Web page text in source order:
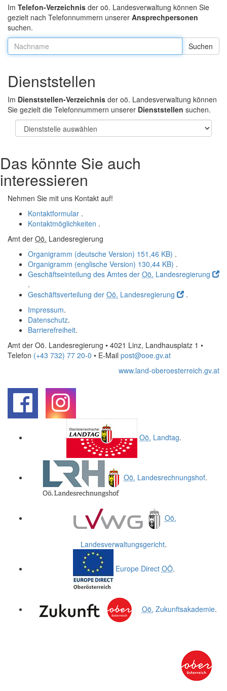
Im Telefon-Verzeichnis der oö. Landesverwaltung können Sie
gezielt nach Telefonnummern unserer Ansprechpersonen
suchen.
Nachname:
Dienststellen
Im Dienststellen-Verzeichnis der oö. Landesverwaltung können
Sie gezielt die Telefonnummern unserer Dienststellen suchen.
Das könnte Sie auch
interessieren
Nehmen Sie mit uns Kontakt auf!
Kontaktformular .
Kontaktmöglichkeiten .
Amt der Oö. Landesregierung
Organigramm (deutsche Version) 151,46 KB) .
Organigramm (englische Version) 130,44 KB) .
Geschäftseinteilung des Amtes der Oö. Landesregierung
.
Geschäftsverteilung der Oö. Landesregierung
.
Impressum.
Datenschutz.
Barrierefreiheit.
Amt der Oö. Landesregierung • 4021 Linz, Landhausplatz 1 •
Telefon (+43 732) 77 20-0 • E-Mail post@ooe.gv.at
www.land-oberoesterreich.gv.at
Oö. Landtag.
Oö. Landesrechnungshof.
Oö.
Landesverwaltungsgericht.
Europe Direct OÖ.
Oö. Zukunftsakademie.